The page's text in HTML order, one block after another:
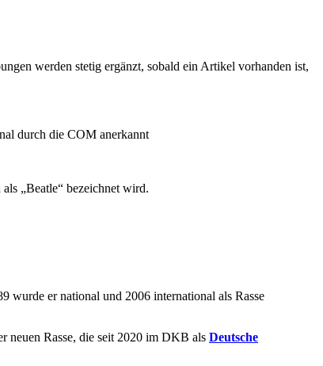
werden stetig ergänzt, sobald ein Artikel vorhanden ist,
durch die COM anerkannt
„Beatle“ bezeichnet wird.
wurde er national und 2006 international als Rasse
neuen Rasse, die seit 2020 im DKB als Deutsche